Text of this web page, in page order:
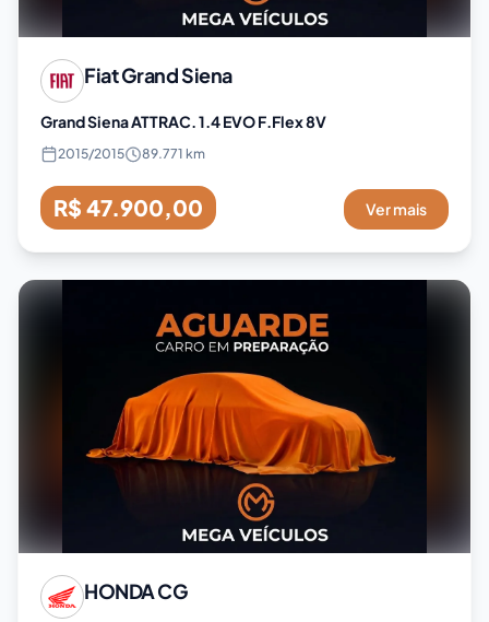
FiatGrand Siena
Grand Siena ATTRAC. 1.4 EVO F.Flex 8V
2015/2015 89.771 km
R$ 47.900,00 Ver mais
HONDACG